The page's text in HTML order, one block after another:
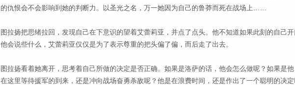
的仇恨会不会影响到她的判断力。以圣光之名，万一她因为自己的鲁莽而死在战场上……
图拉扬把思绪拉回，发现自己在下意识的望着艾蕾莉亚，并点了点头。他不知道如果此刻的自己
他会说些什么，艾蕾莉亚仅仅是为了表示尊重的把头偏了偏，而后走了出去。
图拉扬看着她离开，思考着自己所做的决定是否正确。如果是洛萨的话，他会怎么做呢？如果是
在这里等待援军的到来，还是冲向战场奋勇杀敌呢？他是在浪费时间，还是作出了一个聪明的决